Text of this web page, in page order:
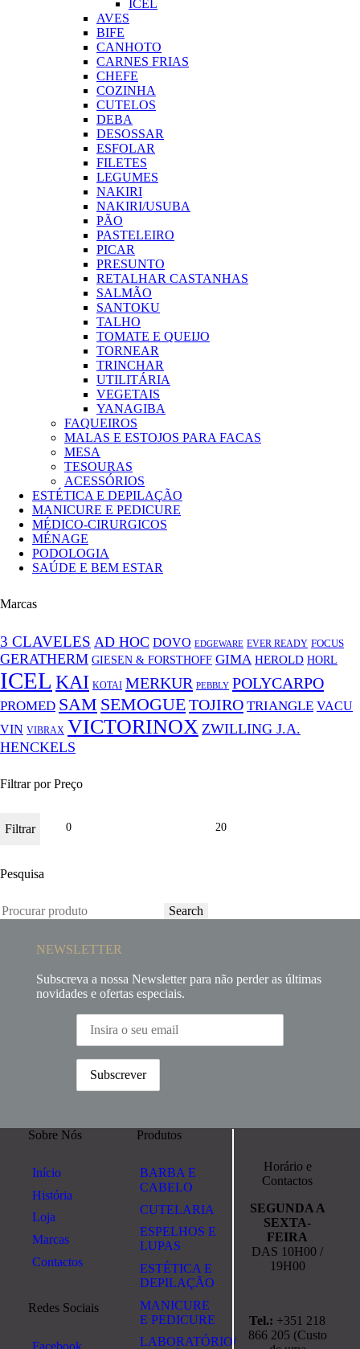
ICEL
AVES
BIFE
CANHOTO
CARNES FRIAS
CHEFE
COZINHA
CUTELOS
DEBA
DESOSSAR
ESFOLAR
FILETES
LEGUMES
NAKIRI
NAKIRI/USUBA
PÃO
PASTELEIRO
PICAR
PRESUNTO
RETALHAR CASTANHAS
SALMÃO
SANTOKU
TALHO
TOMATE E QUEIJO
TORNEAR
TRINCHAR
UTILITÁRIA
VEGETAIS
YANAGIBA
FAQUEIROS
MALAS E ESTOJOS PARA FACAS
MESA
TESOURAS
ACESSÓRIOS
ESTÉTICA E DEPILAÇÃO
MANICURE E PEDICURE
MÉDICO-CIRURGICOS
MÉNAGE
PODOLOGIA
SAÚDE E BEM ESTAR
Marcas
3 CLAVELES AD HOC DOVO EDGEWARE EVER READY FOCUS
GERATHERM GIESEN & FORSTHOFF GIMA HEROLD HORL
ICEL KAI KOTAI MERKUR PEBBLY POLYCARPO
PROMED SAM SEMOGUETOJIRO TRIANGLE VACU
VIN VIBRAX VICTORINOX ZWILLING J.A.
HENCKELS
Filtrar por Preço
Filtrar
Pesquisa
Search
NEWSLETTER
Subscreva a nossa Newsletter para não perder as últimas
novidades e ofertas especiais.
Sobre Nós
Início
História
Loja
Marcas
Contactos
Redes Sociais
Produtos
BARBA E
CABELO
CUTELARIA
ESPELHOS E
LUPAS
ESTÉTICA E
DEPILAÇÃO
MANICURE
E PEDICURE
LABORATÓRIO/
Horário e
Contactos
SEGUNDA A
SEXTA-
FEIRA
DAS 10H00 /
19H00
Tel.: +351 218
866 205 (Custo